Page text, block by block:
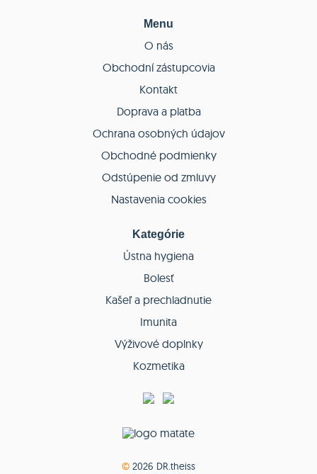
Menu
O nás
Obchodní zástupcovia
Kontakt
Doprava a platba
Ochrana osobných údajov
Obchodné podmienky
Odstúpenie od zmluvy
Nastavenia cookies
Kategórie
Ústna hygiena
Bolesť
Kašeľ a prechladnutie
Imunita
Výživové doplnky
Kozmetika
© 2026 DR.theiss